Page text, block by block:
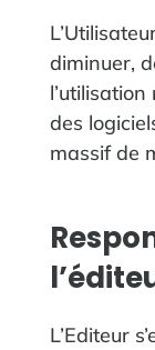
diminuer,
des
massif de
L’Editeur